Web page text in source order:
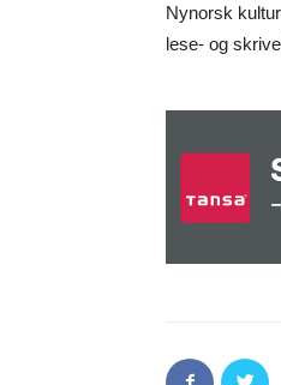
Nynorsk
lese- og